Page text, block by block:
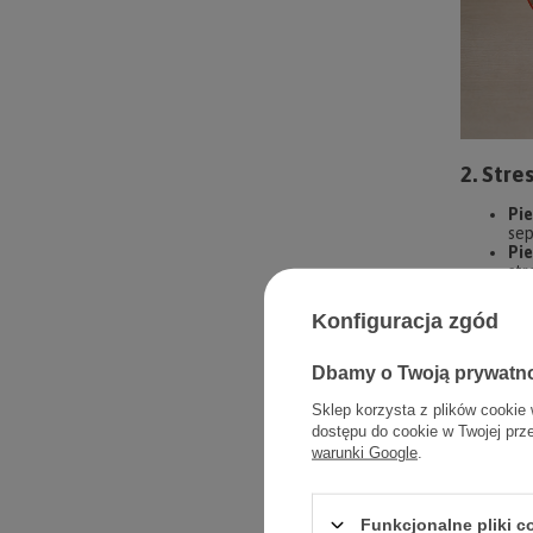
2.
Konfiguracja zgód
Dbamy o Twoją
Sklep korzysta z plików cookie
dostępu do cookie w Twojej
warunki Google
Funkcjonalne pliki